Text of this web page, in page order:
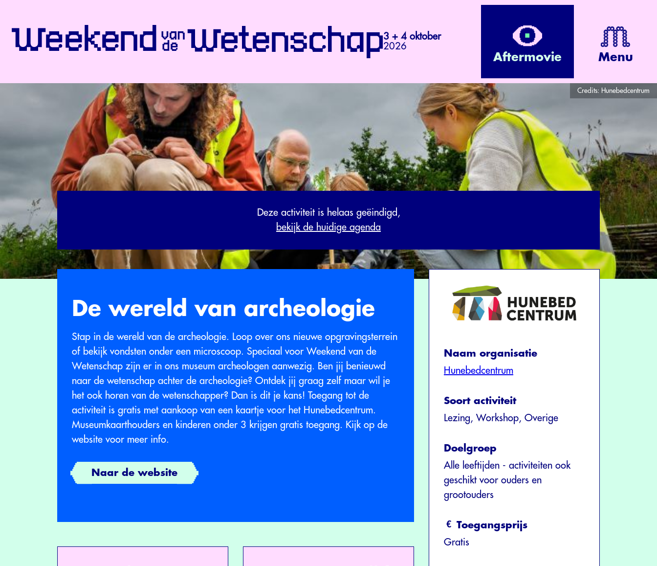
3 + 4 oktober
2026
Aftermovie Menu
Credits: Hunebedcentrum
Deze activiteit is helaas geëindigd,
bekijk de huidige agenda
De wereld van archeologie
Stap in de wereld van de archeologie. Loop over ons nieuwe opgravingsterrein
of bekijk vondsten onder een microscoop. Speciaal voor Weekend van de
Wetenschap zijn er in ons museum archeologen aanwezig. Ben jij benieuwd
naar de wetenschap achter de archeologie? Ontdek jij graag zelf maar wil je
het ook horen van de wetenschapper? Dan is dit je kans! Toegang tot de
activiteit is gratis met aankoop van een kaartje voor het Hunebedcentrum.
Museumkaarthouders en kinderen onder 3 krijgen gratis toegang. Kijk op de
website voor meer info.
Naar de website
Naam organisatie
Hunebedcentrum
Soort activiteit
Lezing, Workshop, Overige
Doelgroep
Alle leeftijden - activiteiten ook
geschikt voor ouders en
grootouders
Toegangsprijs
Gratis